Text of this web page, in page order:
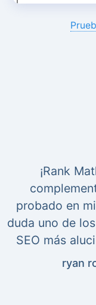
¡Rank
probado en
duda uno de
SEO más
ryan